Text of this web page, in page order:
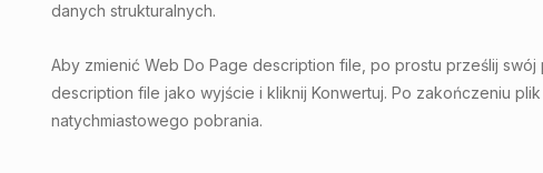
danych strukturalnych.
Aby zmienić Web Do Page description file, po prostu prześlij swój
description file jako wyjście i kliknij Konwertuj. Po zakończeniu
natychmiastowego pobrania.